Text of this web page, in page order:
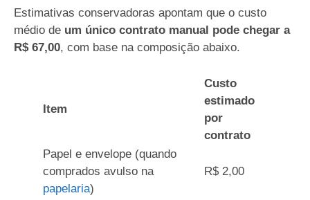
Estimativas conservadoras apontam que o custo
médio de um único contrato manual pode chegar a
R$ 67,00, com base na composição abaixo.
Item
Custo
estimado
por
contrato
Papel e envelope (quando
comprados avulso na
papelaria)
R$ 2,00